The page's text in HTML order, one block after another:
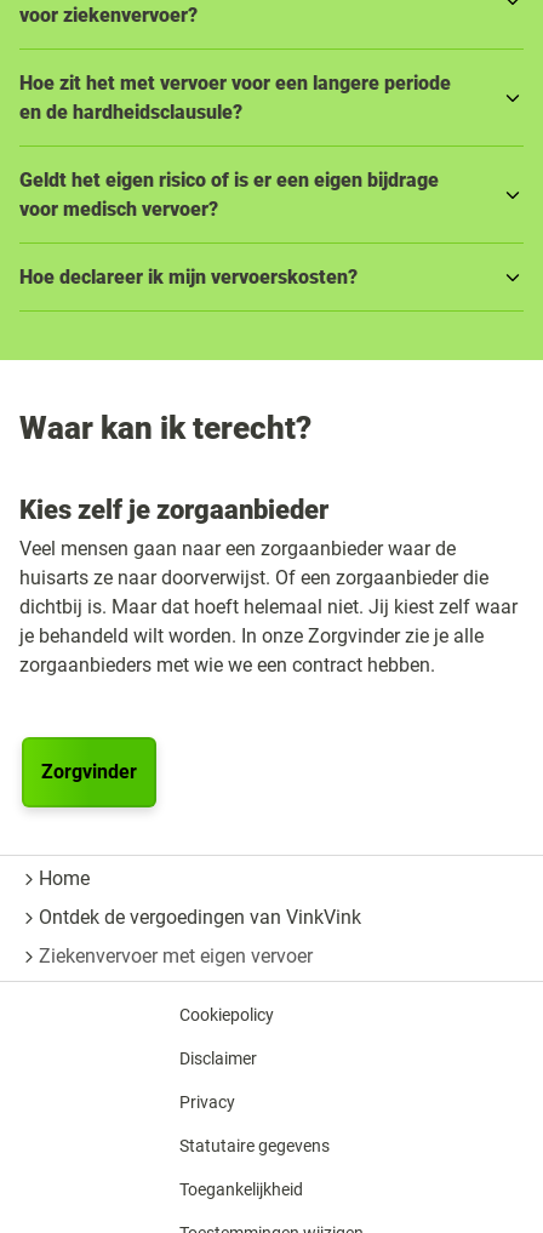
voor ziekenvervoer?
Hoe zit het met vervoer voor een langere periode
en de hardheidsclausule?
Geldt het eigen risico of is er een eigen bijdrage
voor medisch vervoer?
Hoe declareer ik mijn vervoerskosten?
Waar kan ik terecht?
Kies zelf je zorgaanbieder
Veel mensen gaan naar een zorgaanbieder waar de
huisarts ze naar doorverwijst. Of een zorgaanbieder die
dichtbij is. Maar dat hoeft helemaal niet. Jij kiest zelf waar
je behandeld wilt worden. In onze Zorgvinder zie je alle
zorgaanbieders met wie we een contract hebben.
Zorgvinder
Home
Ontdek de vergoedingen van VinkVink
Ziekenvervoer met eigen vervoer
Cookiepolicy
Disclaimer
Privacy
Statutaire gegevens
Toegankelijkheid